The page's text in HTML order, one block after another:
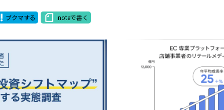
ブクマする noteで書く